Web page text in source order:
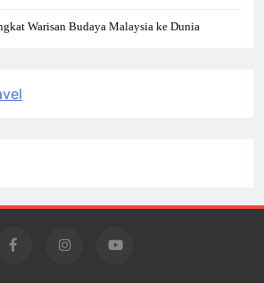
Warisan Budaya Malaysia ke Dunia